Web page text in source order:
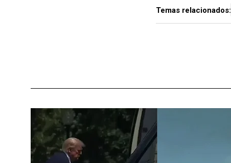
Temas relacionados: